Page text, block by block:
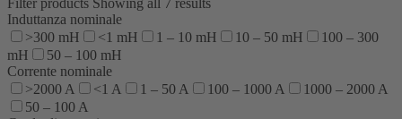
Induttanza nominale
>300 mH
<1 mH 1 – 10 mH 10 – 50 mH
100 – 300
mH
50 – 100 mH
Corrente nominale
>2000 A
<1 A 1 – 50 A 100 – 1000 A
1000 – 2000 A
50 – 100 A